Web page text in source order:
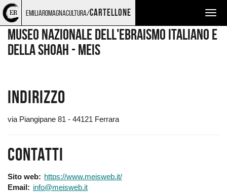
Torna
alla
home
page
Cerca
nel
sito
Salta
ai
contenuti
Salta
al
menu
principale
emiliaromagnacultura/cartellone
LUOGHI
Museo nazionale dell'ebraismo italiano e
della Shoah - MEIS
Indirizzo
via Piangipane 81 - 44121 Ferrara
Contatti
Sito web
https://www.meisweb.it/
Email
info@meisweb.it